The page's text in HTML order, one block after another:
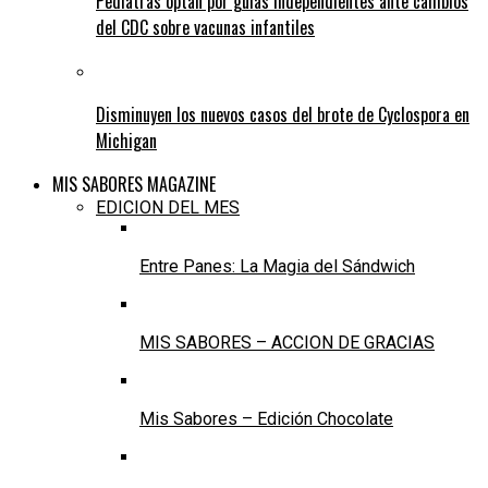
del CDC sobre vacunas infantiles
Disminuyen los nuevos casos del brote de Cyclospora en
Michigan
MIS SABORES MAGAZINE
EDICION DEL MES
Entre Panes: La Magia del Sándwich
MIS SABORES – ACCION DE GRACIAS
Mis Sabores – Edición Chocolate